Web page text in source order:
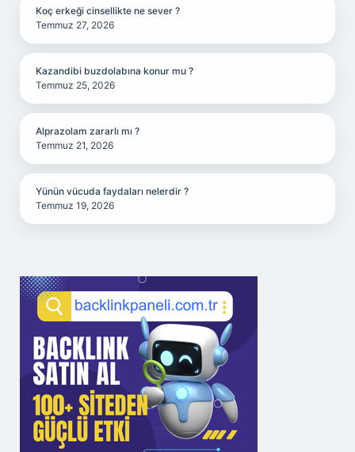
Koç erkeği cinsellikte ne sever ?
Temmuz 27, 2026
Kazandibi buzdolabına konur mu ?
Temmuz 25, 2026
Alprazolam zararlı mı ?
Temmuz 21, 2026
Yünün vücuda faydaları nelerdir ?
Temmuz 19, 2026